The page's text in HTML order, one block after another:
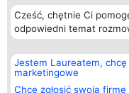
Cześć, chętnie Ci
odpowiedni temat
Jestem Laureatem, chcę
marketingowe
Chcę zgłosić swoją firmę
Organizator plebiscytu
Bright Side Solutions sp. z o.
o. sp. k.
ul. Ruska 22